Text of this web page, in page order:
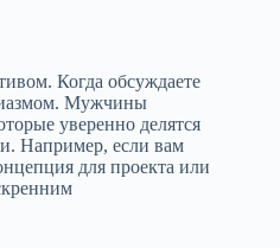
Когда обсуждаете
Мужчины
уверенно делятся
Например, если вам
для проекта или